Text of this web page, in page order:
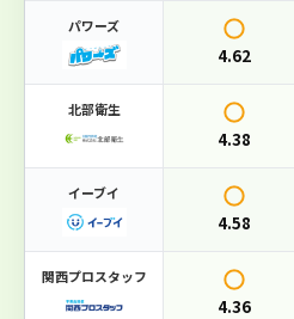
総合評価 4.62/ 5.0
（87件の口コミ）
料金
スピード
許可
こんな人におすすめ
パワーズ
4.62
北部衛生
4.38
イーブイ
4.58
関西プロスタッフ
4.36